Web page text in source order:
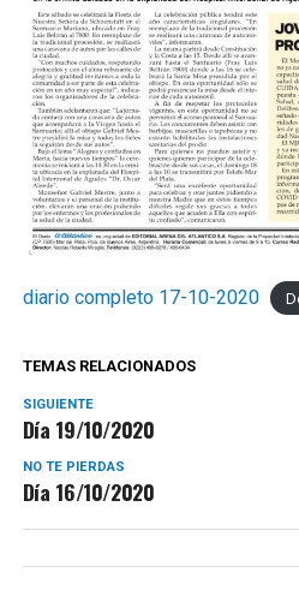
diario completo 17-10-2020
TEMAS RELACIONADOS
SIGUIENTE
Día 19/10/2020
NO TE PIERDAS
Día 16/10/2020